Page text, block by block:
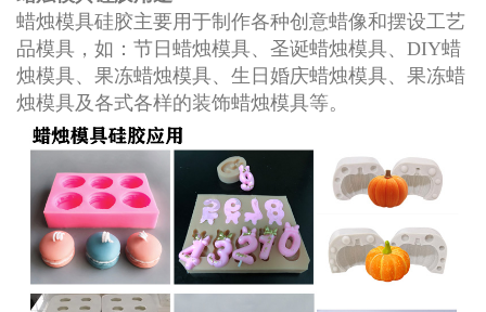
蜡烛模具硅胶主要用于制作各种创意蜡像和摆设工艺
品模具，如：节日蜡烛模具、圣诞蜡烛模具、DIY蜡
烛模具、果冻蜡烛模具、生日婚庆蜡烛模具、果冻蜡
烛模具及各式各样的装饰蜡烛模具等。